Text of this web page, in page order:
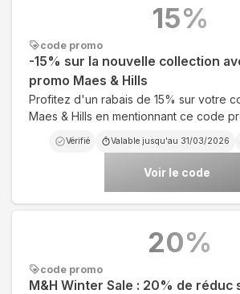
code promo
-15% sur la nouvelle collection
promo Maes & Hills
Profitez d'un rabais de 15% sur votre
Maes & Hills en mentionnant ce code
Vérifié Valable jusqu'au 31/03/2026
Voir le code
15%
code promo
M&H Winter Sale : 20% de réduc
20%